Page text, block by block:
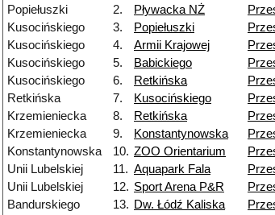
Popiełuszki
2. Pływacka NŻ
Kusocińskiego
3. Popiełuszki
Kusocińskiego
4. Armii Krajowej
Kusocińskiego
5. Babickiego
Kusocińskiego
6. Retkińska
Retkińska
7. Kusocińskiego
Krzemieniecka
8. Retkińska
Krzemieniecka
9. Konstantynowska
Konstantynowska
10. ZOO Orientarium
Unii Lubelskiej
11. Aquapark Fala
Unii Lubelskiej
12. Sport Arena P&R
Bandurskiego
13. Dw. Łódź Kaliska